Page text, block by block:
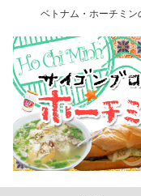
ベトナム・ホーチミ